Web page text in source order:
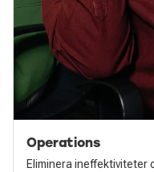
Operations
Eliminera ineffektiviteter